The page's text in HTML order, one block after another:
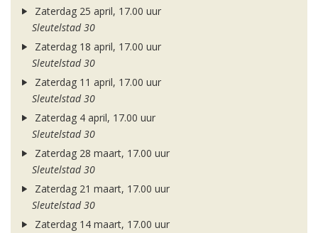
Zaterdag 25 april, 17.00 uur
Sleutelstad 30
Zaterdag 18 april, 17.00 uur
Sleutelstad 30
Zaterdag 11 april, 17.00 uur
Sleutelstad 30
Zaterdag 4 april, 17.00 uur
Sleutelstad 30
Zaterdag 28 maart, 17.00 uur
Sleutelstad 30
Zaterdag 21 maart, 17.00 uur
Sleutelstad 30
Zaterdag 14 maart, 17.00 uur